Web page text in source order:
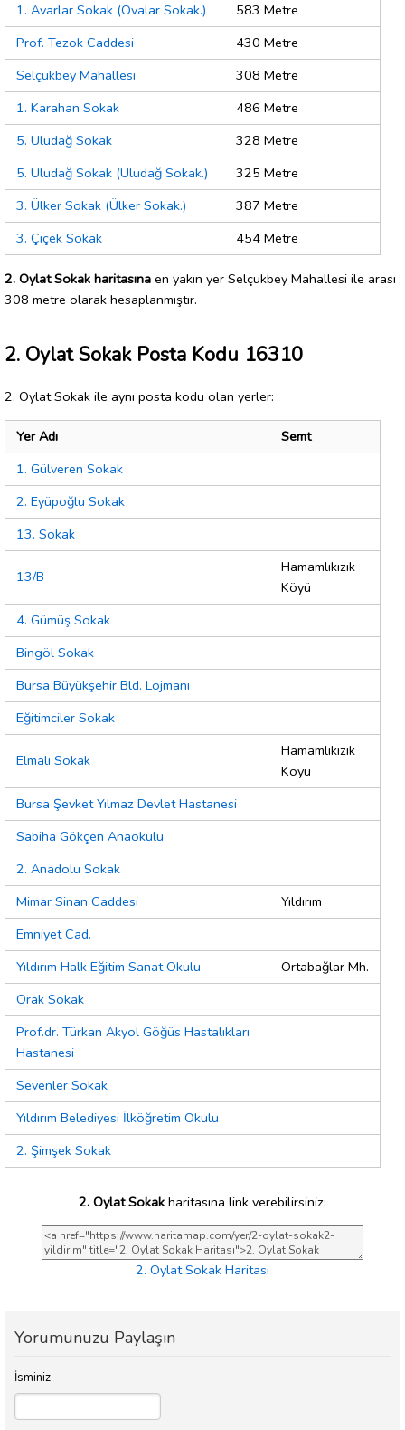
1. Avarlar Sokak (Ovalar Sokak.)
583 Metre
Prof. Tezok Caddesi
430 Metre
Selçukbey Mahallesi
308 Metre
1. Karahan Sokak
486 Metre
5. Uludağ Sokak
328 Metre
5. Uludağ Sokak (Uludağ Sokak.)
325 Metre
3. Ülker Sokak (Ülker Sokak.)
387 Metre
3. Çiçek Sokak
454 Metre
2. Oylat Sokak haritasına en yakın yer Selçukbey Mahallesi ile arası
308 metre olarak hesaplanmıştır.
2. Oylat Sokak Posta Kodu 16310
2. Oylat Sokak ile aynı posta kodu olan yerler:
Yer Adı
Semt
1. Gülveren Sokak
2. Eyüpoğlu Sokak
13. Sokak
13/B
Hamamlıkızık
Köyü
4. Gümüş Sokak
Bingöl Sokak
Bursa Büyükşehir Bld. Lojmanı
Eğitimciler Sokak
Elmalı Sokak
Hamamlıkızık
Köyü
Bursa Şevket Yılmaz Devlet Hastanesi
Sabiha Gökçen Anaokulu
2. Anadolu Sokak
Mimar Sinan Caddesi
Yıldırım
Emniyet Cad.
Yıldırım Halk Eğitim Sanat Okulu
Ortabağlar Mh.
Orak Sokak
Prof.dr. Türkan Akyol Göğüs Hastalıkları
Hastanesi
Sevenler Sokak
Yıldırım Belediyesi İlköğretim Okulu
2. Şimşek Sokak
2. Oylat Sokak haritasına link verebilirsiniz;
2. Oylat Sokak Haritası
Yorumunuzu Paylaşın
İsminiz